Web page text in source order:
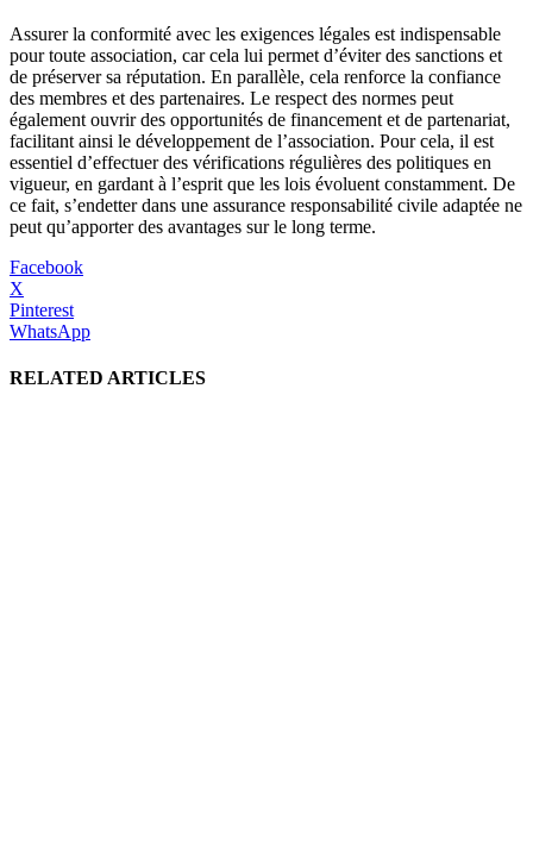
Assurer la conformité avec les exigences légales est indispensable
pour toute association, car cela lui permet d’éviter des sanctions et
de préserver sa réputation. En parallèle, cela renforce la confiance
des membres et des partenaires. Le respect des normes peut
également ouvrir des opportunités de financement et de partenariat,
facilitant ainsi le développement de l’association. Pour cela, il est
essentiel d’effectuer des vérifications régulières des politiques en
vigueur, en gardant à l’esprit que les lois évoluent constamment. De
ce fait, s’endetter dans une assurance responsabilité civile adaptée ne
peut qu’apporter des avantages sur le long terme.
Facebook
X
Pinterest
WhatsApp
RELATED ARTICLES